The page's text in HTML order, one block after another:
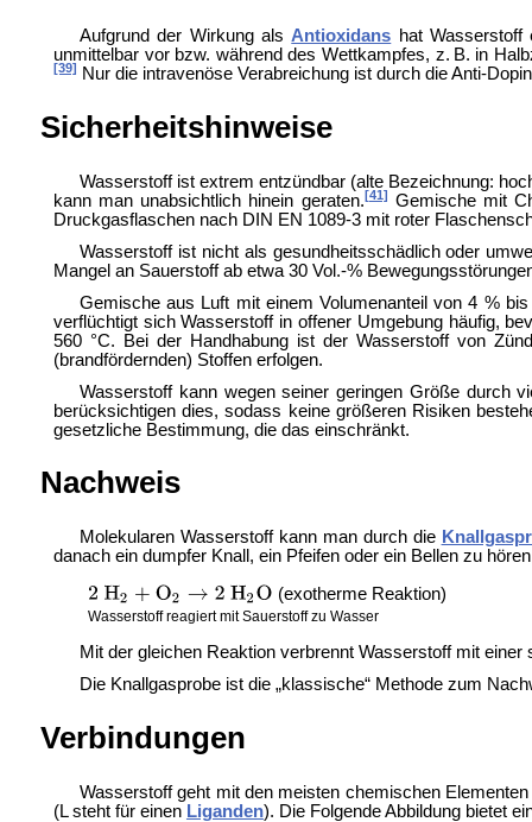
Aufgrund der Wirkung als Antioxidans hat
unmittelbar vor bzw. während des Wettkampfes, z. B. in
[39] Nur die intravenöse Verabreichung ist durch die Anti-
Sicherheitshinweise
Wasserstoff ist extrem entzündbar (alte Bezeichnung:
kann man unabsichtlich hinein geraten.[41] Gemische mit
Druckgasflaschen nach DIN EN 1089-3 mit roter
Wasserstoff ist nicht als gesundheitsschädlich oder
Mangel an Sauerstoff ab etwa 30 Vol.-%
Gemische aus Luft mit einem Volumenanteil von 4 %
verflüchtigt sich Wasserstoff in offener Umgebung häufig,
560 °C. Bei der Handhabung ist der Wasserstoff von
(brandfördernden) Stoffen erfolgen.
Wasserstoff kann wegen seiner geringen Größe durch
berücksichtigen dies, sodass keine größeren Risiken
gesetzliche Bestimmung, die das einschränkt.
Nachweis
Molekularen Wasserstoff kann man durch die
danach ein dumpfer Knall, ein Pfeifen oder ein Bellen zu
(exotherme Reaktion)
Wasserstoff reagiert mit Sauerstoff zu Wasser
Mit der gleichen Reaktion verbrennt Wasserstoff mit
Die Knallgasprobe ist die „klassische“ Methode zum
Verbindungen
Wasserstoff geht mit den meisten chemischen
(L steht für einen Liganden). Die Folgende Abbildung bietet